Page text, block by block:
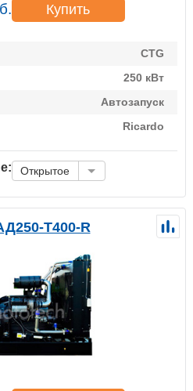
Купить
CTG
250 кВт
Автозапуск
Ricardo
Открытое
Т400-R